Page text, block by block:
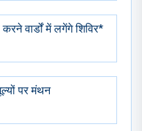
वार्डों में लगेंगे शिविर*
पर मंथन